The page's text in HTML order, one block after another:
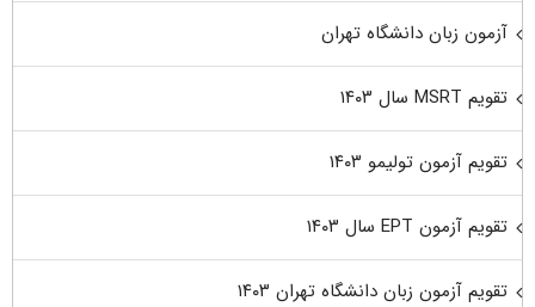
آزمون زبان دانشگاه تهران
تقویم MSRT سال ۱۴۰۳
تقویم آزمون تولیمو ۱۴۰۳
تقویم آزمون EPT سال ۱۴۰۳
تقویم آزمون زبان دانشگاه تهران ۱۴۰۳